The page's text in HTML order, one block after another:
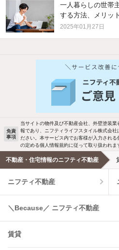
一人暮らしの世帯
する方法、メリッ
2025年01月27日
他の人はこんな条件で絞り込んでい
バス・トイレ別
駐車場あり
洗濯機置場あり
エアコンあり
温水洗浄便座
コンロ2口以上
免責
事項
当サイトの物件及び不動産会社、外壁塗装
報であり、ニフティライフスタイル株式会
ださい。本サービス内でお客様が入力され
の定める個人情報規約に従って取り扱われま
不動産・住宅情報のニフティ不動産
ニフティ不動産
＼Because／ ニフティ不動産
賃貸